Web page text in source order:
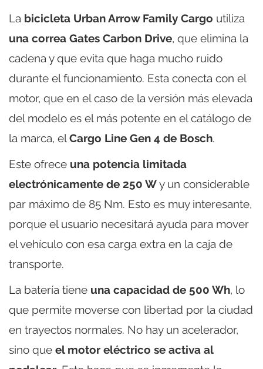
La bicicleta Urban Arrow Family Cargo utiliza
una correa Gates Carbon Drive, que elimina la
cadena y que evita que haga mucho ruido
durante el funcionamiento. Esta conecta con el
motor, que en el caso de la versión más elevada
del modelo es el más potente en el catálogo de
la marca, elCargo Line Gen 4 de Bosch.
Este ofrece una potencia limitada
electrónicamente de 250 Wy un considerable
par máximo de 85 Nm. Esto es muy interesante,
porque el usuario necesitará ayuda para mover
el vehículo con esa carga extra en la caja de
transporte.
La batería tiene una capacidad de 500 Wh, lo
que permite moverse con libertad por la ciudad
en trayectos normales. No hay un acelerador,
sino que el motor eléctrico se activa al